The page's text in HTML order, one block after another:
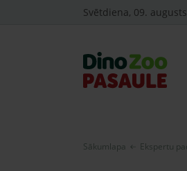
Svētdiena, 09. augusts
Sākumlapa Ekspertu